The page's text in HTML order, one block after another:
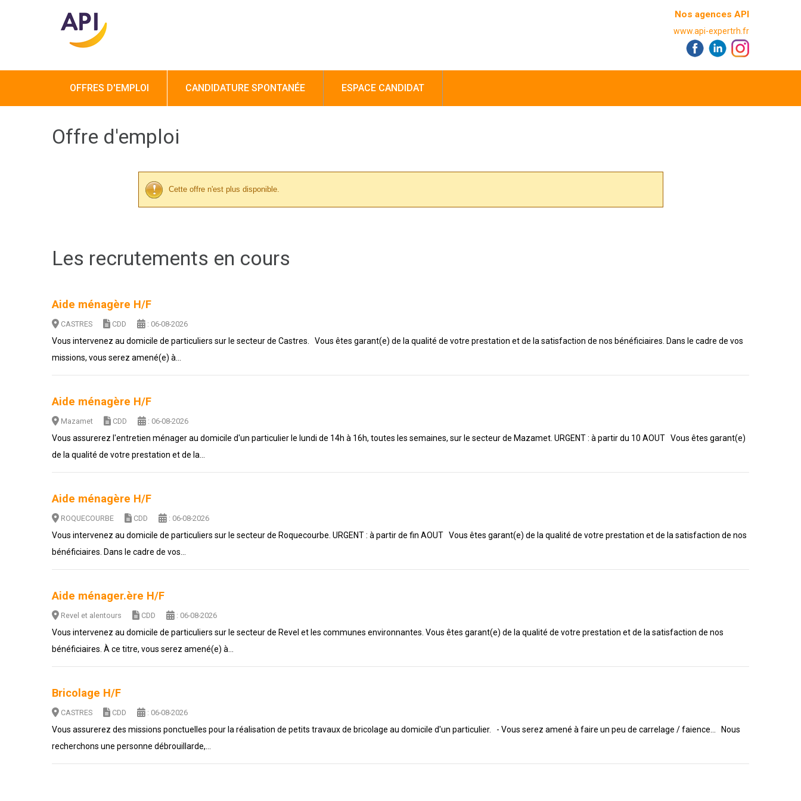
Nos agences API
www.api-expertrh.fr
OFFRES D'EMPLOI CANDIDATURE SPONTANÉE ESPACE CANDIDAT
Offre d'emploi
Cette offre n'est plus disponible.
Les recrutements en cours
Aide ménagère H/F
CASTRES CDD : 06-08-2026
Vous intervenez au domicile de particuliers sur le secteur de Castres. Vous êtes garant(e) de la qualité de votre prestation et de la satisfaction de nos bénéficiaires. Dans le cadre de vos
missions, vous serez amené(e) à...
Aide ménagère H/F
Mazamet CDD : 06-08-2026
Vous assurerez l'entretien ménager au domicile d'un particulier le lundi de 14h à 16h, toutes les semaines, sur le secteur de Mazamet. URGENT : à partir du 10 AOUT Vous êtes garant(e)
de la qualité de votre prestation et de la...
Aide ménagère H/F
ROQUECOURBE CDD : 06-08-2026
Vous intervenez au domicile de particuliers sur le secteur de Roquecourbe. URGENT : à partir de fin AOUT Vous êtes garant(e) de la qualité de votre prestation et de la satisfaction de nos
bénéficiaires. Dans le cadre de vos...
Aide ménager.ère H/F
Revel et alentours CDD : 06-08-2026
Vous intervenez au domicile de particuliers sur le secteur de Revel et les communes environnantes. Vous êtes garant(e) de la qualité de votre prestation et de la satisfaction de nos
bénéficiaires. À ce titre, vous serez amené(e) à...
Bricolage H/F
CASTRES CDD : 06-08-2026
Vous assurerez des missions ponctuelles pour la réalisation de petits travaux de bricolage au domicile d'un particulier. - Vous serez amené à faire un peu de carrelage / faience... Nous
recherchons une personne débrouillarde,...